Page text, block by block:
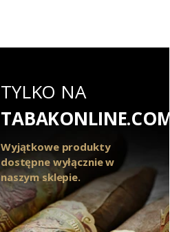
TYLKO NA
TABAKONLINE.COM
Wyjątkowe produkty
dostępne wyłącznie w
naszym sklepie.